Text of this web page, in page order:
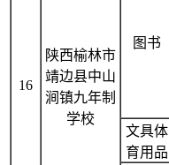
16
陕西榆林市
靖边县中山
涧镇九年制
学校
图书
文具体
育用品